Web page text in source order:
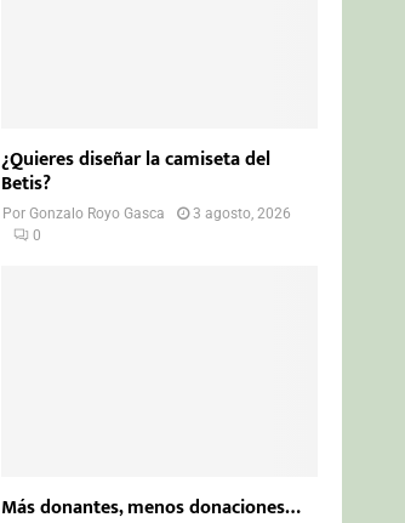
¿Quieres diseñar la camiseta del
Betis?
PorGonzalo Royo Gasca
3 agosto, 2026
0
Más donantes, menos donaciones…